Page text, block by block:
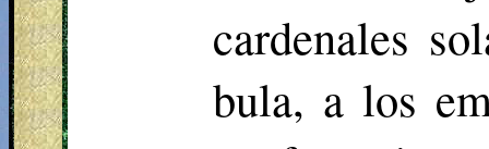
cardenales
bula, a los